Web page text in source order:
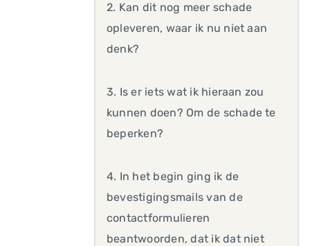
2. Kan dit nog meer schade
opleveren, waar ik nu niet aan
denk?
3. Is er iets wat ik hieraan zou
kunnen doen? Om de schade te
beperken?
4. In het begin ging ik de
bevestigingsmails van de
contactformulieren
beantwoorden, dat ik dat niet